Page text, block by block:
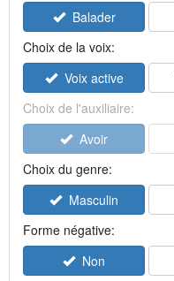
Balader
Choix de la voix:
Voix active
Choix de l'auxiliaire:
Avoir
Choix du genre:
Masculin
Forme négative:
Non